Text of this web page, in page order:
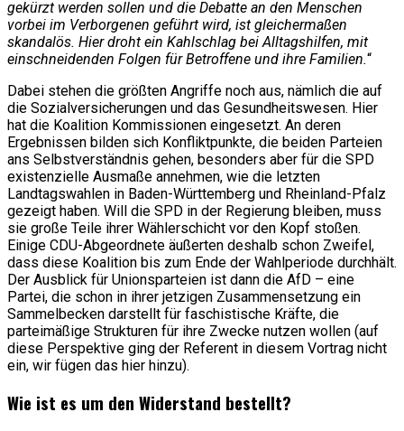
gekürzt werden sollen und die Debatte an den Menschen
vorbei im Verborgenen geführt wird, ist gleichermaßen
skandalös. Hier droht ein Kahlschlag bei Alltagshilfen, mit
einschneidenden Folgen für Betroffene und ihre Familien.“
Dabei stehen die größten Angriffe noch aus, nämlich die auf
die Sozialversicherungen und das Gesundheitswesen. Hier
hat die Koalition Kommissionen eingesetzt. An deren
Ergebnissen bilden sich Konfliktpunkte, die beiden Parteien
ans Selbstverständnis gehen, besonders aber für die SPD
existenzielle Ausmaße annehmen, wie die letzten
Landtagswahlen in Baden-Württemberg und Rheinland-Pfalz
gezeigt haben. Will die SPD in der Regierung bleiben, muss
sie große Teile ihrer Wählerschicht vor den Kopf stoßen.
Einige CDU-Abgeordnete äußerten deshalb schon Zweifel,
dass diese Koalition bis zum Ende der Wahlperiode durchhält.
Der Ausblick für Unionsparteien ist dann die AfD – eine
Partei, die schon in ihrer jetzigen Zusammensetzung ein
Sammelbecken darstellt für faschistische Kräfte, die
parteimäßige Strukturen für ihre Zwecke nutzen wollen (auf
diese Perspektive ging der Referent in diesem Vortrag nicht
ein, wir fügen das hier hinzu).
Wie ist es um den Widerstand bestellt?